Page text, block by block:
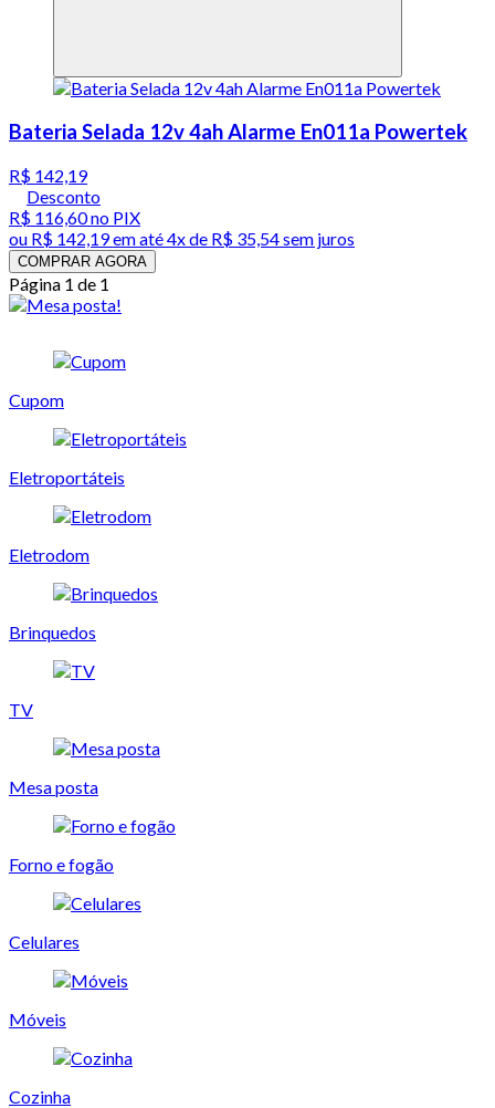
Bateria Selada 12v 4ah Alarme En011a Powertek
R$ 142,19
Desconto
R$ 116,60no PIX
ou R$ 142,19em até4x de R$ 35,54 sem juros
COMPRAR AGORA
Página 1 de 1
Cupom
Eletroportáteis
Eletrodom
Brinquedos
TV
Mesa posta
Forno e fogão
Celulares
Móveis
Cozinha